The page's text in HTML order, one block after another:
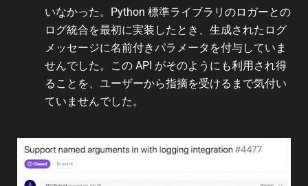
いなかった。Python 標準ライブラリのロガーとの
ログ統合を最初に実装したとき、生成されたログ
メッセージに名前付きパラメータを付与していま
せんでした。この API がそのようにも利用され得
ることを、ユーザーから指摘を受けるまで気付い
ていませんでした。